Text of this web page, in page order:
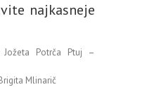
najkasneje
Jožeta Potrča Ptuj –
Mlinarič